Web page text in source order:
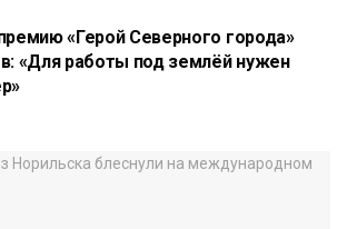
«Герой Северного города»
«Для работы под землёй нужен